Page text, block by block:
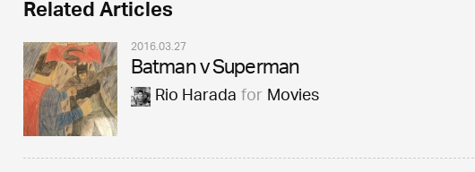
Related Articles
2016.03.27
Batman v Superman
Rio HaradaforMovies